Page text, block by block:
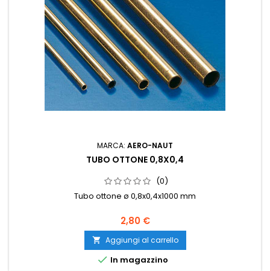
MARCA: AERO-NAUT
TUBO OTTONE 0,8X0,4
(0)
Tubo ottone ø 0,8x0,4x1000 mm
2,80 €
 Aggiungi al carrello
 In magazzino